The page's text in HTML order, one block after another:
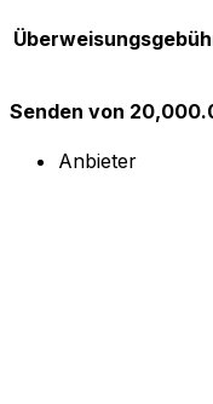
Senden von
Anbieter